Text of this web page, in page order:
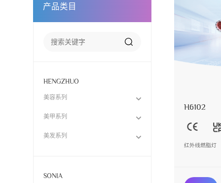
产品类目
HENGZHUO
美容系列
美甲系列
美发系列
SONIA
H6102
红外线燃脂灯